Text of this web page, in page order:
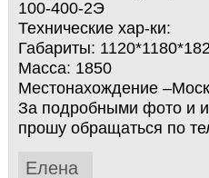
100-400-2Э
Технические хар-ки:
Габариты:
Масса: 1850
Местонахождение
За подробными фото и
прошу обращаться по
Елена